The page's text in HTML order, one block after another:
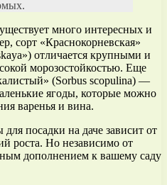
много интересных и
сорт «Краснокорневская»
отличается крупными и
морозостойкостью. Еще
(Sorbus scopulina) —
ягоды, которые можно
варенья и вина.
посадки на даче зависит от
роста. Но независимо от
дополнением к вашему саду